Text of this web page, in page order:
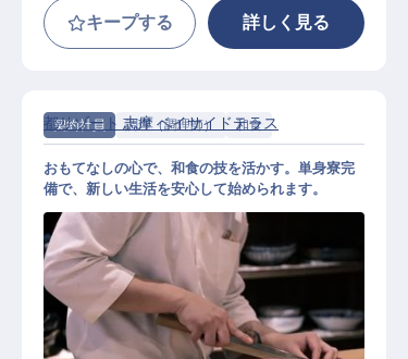
キープする 詳しく見る
契約社員 調理（調理師） 和食
都リゾート 志摩 ベイサイドテラス
おもてなしの心で、和食の技を活かす。単身寮完
備で、新しい生活を安心して始められます。